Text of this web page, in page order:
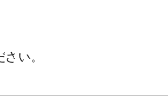
い。